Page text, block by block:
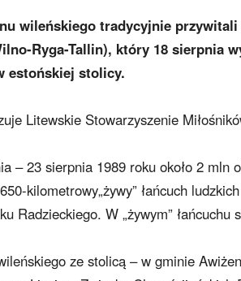
wileńskiego tradycyjnie
Ryga-Tallin), który 18 sierpnia
estońskiej stolicy.
Litewskie Stowarzyszenie
– 23 sierpnia 1989 roku około 2 mln
kilometrowy„żywy” łańcuch
Radzieckiego. W „żywym” łańcuchu
ze stolicą – w gminie